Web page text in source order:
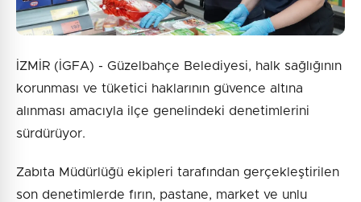
İZMİR (İGFA) - Güzelbahçe Belediyesi, halk sağlığının
korunması ve tüketici haklarının güvence altına
alınması amacıyla ilçe genelindeki denetimlerini
sürdürüyor.
Zabıta Müdürlüğü ekipleri tarafından gerçekleştirilen
son denetimlerde fırın, pastane, market ve unlu